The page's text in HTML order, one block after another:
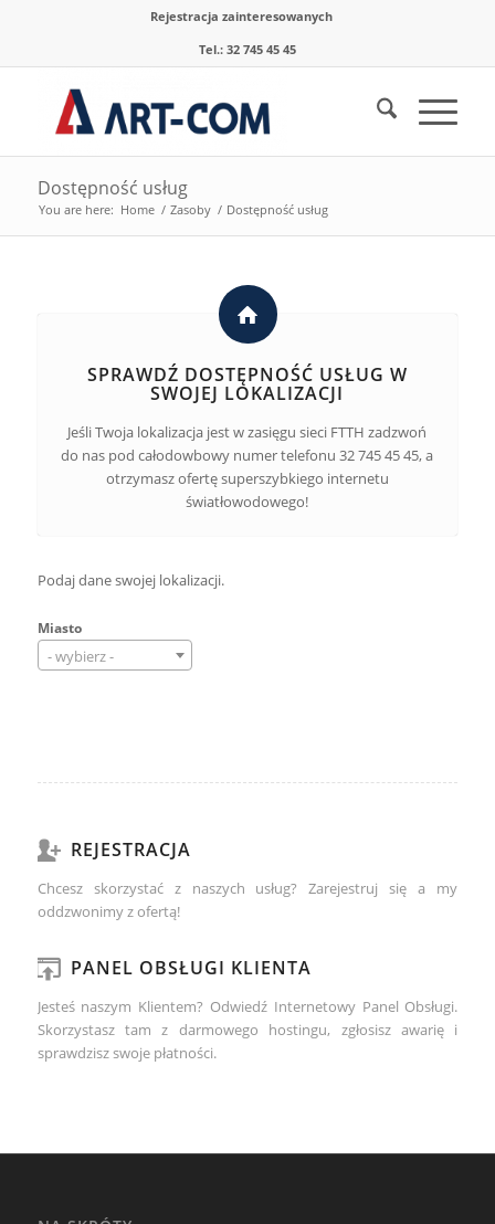
Rejestracja zainteresowanych
Tel.: 32 745 45 45
Dostępność usług
You are here: Home / Zasoby / Dostępność usług
SPRAWDŹ DOSTĘPNOŚĆ USŁUG W
SWOJEJ LOKALIZACJI
Jeśli Twoja lokalizacja jest w zasięgu sieci FTTH zadzwoń
do nas pod całodowbowy numer telefonu 32 745 45 45, a
otrzymasz ofertę superszybkiego internetu
światłowodowego!
Podaj dane swojej lokalizacji.
Miasto
- wybierz -
REJESTRACJA
Chcesz skorzystać z naszych usług? Zarejestruj się a my
oddzwonimy z ofertą!
PANEL OBSŁUGI KLIENTA
Jesteś naszym Klientem? Odwiedź Internetowy Panel Obsługi.
Skorzystasz tam z darmowego hostingu, zgłosisz awarię i
sprawdzisz swoje płatności.